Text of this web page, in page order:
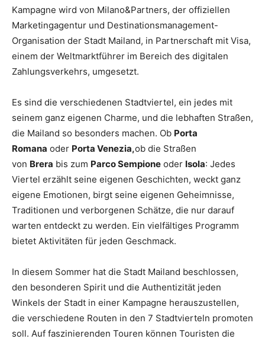
Kampagne wird von Milano&Partners, der offiziellen
Marketingagentur und Destinationsmanagement-
Organisation der Stadt Mailand, in Partnerschaft mit Visa,
einem der Weltmarktführer im Bereich des digitalen
Zahlungsverkehrs, umgesetzt.
Es sind die verschiedenen Stadtviertel, ein jedes mit
seinem ganz eigenen Charme, und die lebhaften Straßen,
die Mailand so besonders machen. Ob Porta
Romana oder Porta Venezia,ob die Straßen
von Brera bis zum Parco Sempione oder Isola: Jedes
Viertel erzählt seine eigenen Geschichten, weckt ganz
eigene Emotionen, birgt seine eigenen Geheimnisse,
Traditionen und verborgenen Schätze, die nur darauf
warten entdeckt zu werden. Ein vielfältiges Programm
bietet Aktivitäten für jeden Geschmack.
In diesem Sommer hat die Stadt Mailand beschlossen,
den besonderen Spirit und die Authentizität jeden
Winkels der Stadt in einer Kampagne herauszustellen,
die verschiedene Routen in den 7 Stadtvierteln promoten
soll. Auf faszinierenden Touren können Touristen die